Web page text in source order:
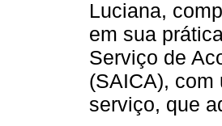
Luciana,
em sua
Serviço de
(SAICA), com
serviço, que